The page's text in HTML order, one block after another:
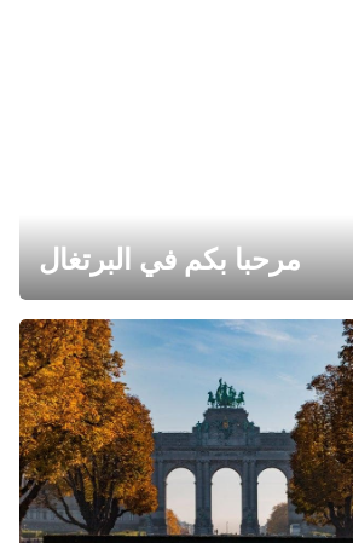
مرحبا بكم في البرتغال